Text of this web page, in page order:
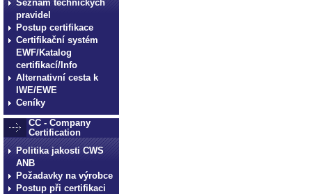
Seznam technických
pravidel
Postup certifikace
Certifikační systém
EWF/Katalog
certifikací/Info
Alternativní cesta k
IWE/EWE
Ceníky
CC - Company
Certification
Politika jakosti CWS
ANB
Požadavky na výrobce
Postup při certifikaci